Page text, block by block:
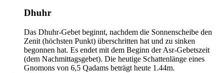
Dhuhr
Das Dhuhr-Gebet beginnt, nachdem die Sonnenscheibe den
Zenit (höchsten Punkt) überschritten hat und zu sinken
begonnen hat. Es endet mit dem Beginn der Asr-Gebetszeit
(dem Nachmittagsgebet). Die heutige Schattenlänge eines
Gnomons von 6,5 Qadams beträgt heute 1.44m.